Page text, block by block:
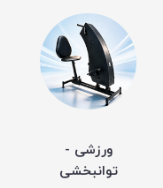
ورزشی -
توانبخشی